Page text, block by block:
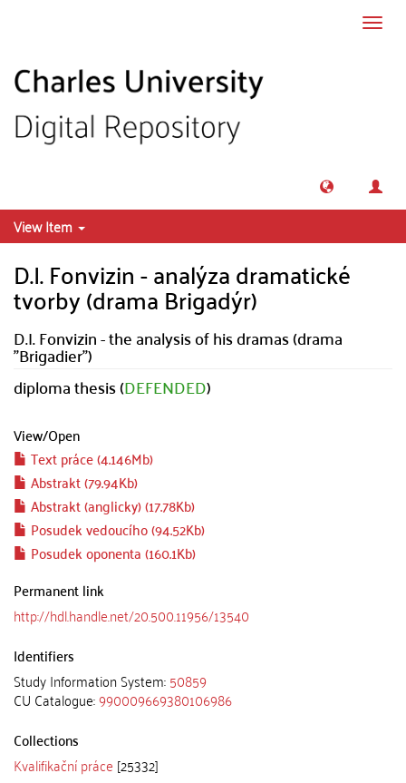
View Item
D.I. Fonvizin - analýza dramatické
tvorby (drama Brigadýr)
D.I. Fonvizin - the analysis of his dramas (drama
"Brigadier")
diploma thesis (DEFENDED)
View/Open
Text práce (4.146Mb)
Abstrakt (79.94Kb)
Abstrakt (anglicky) (17.78Kb)
Posudek vedoucího (94.52Kb)
Posudek oponenta (160.1Kb)
Permanent link
http://hdl.handle.net/20.500.11956/13540
Identifiers
Study Information System:50859
CU Catalogue:990009669380106986
Collections
Kvalifikační práce [25332]